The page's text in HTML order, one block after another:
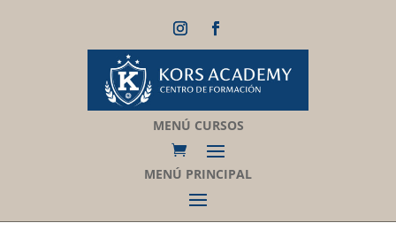
MENÚ CURSOS
MENÚ PRINCIPAL